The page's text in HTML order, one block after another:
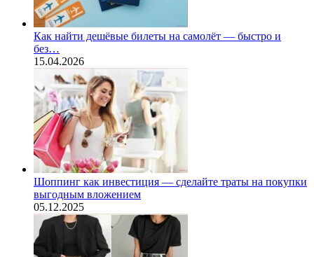
Как найти дешёвые билеты на самолёт — быстро и
без…
15.04.2026
Шоппинг как инвестиция — сделайте траты на покупки
выгодным вложением
05.12.2025